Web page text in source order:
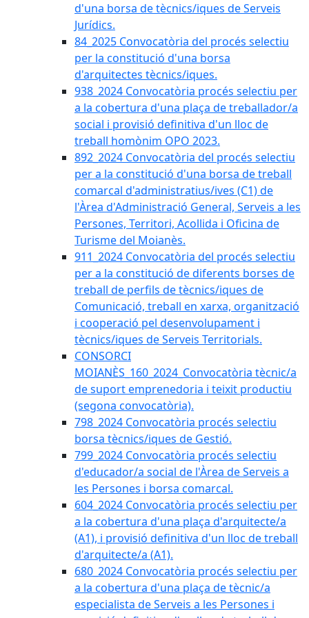
d'una borsa de tècnics/iques de Serveis
Jurídics.
84_2025 Convocatòria del procés selectiu
per la constitució d'una borsa
d'arquitectes tècnics/iques.
938_2024 Convocatòria procés selectiu per
a la cobertura d'una plaça de treballador/a
social i provisió definitiva d'un lloc de
treball homònim OPO 2023.
892_2024 Convocatòria del procés selectiu
per a la constitució d'una borsa de treball
comarcal d'administratius/ives (C1) de
l'Àrea d'Administració General, Serveis a les
Persones, Territori, Acollida i Oficina de
Turisme del Moianès.
911_2024 Convocatòria del procés selectiu
per a la constitució de diferents borses de
treball de perfils de tècnics/iques de
Comunicació, treball en xarxa, organització
i cooperació pel desenvolupament i
tècnics/iques de Serveis Territorials.
CONSORCI
MOIANÈS_160_2024_Convocatòria tècnic/a
de suport emprenedoria i teixit productiu
(segona convocatòria).
798_2024 Convocatòria procés selectiu
borsa tècnics/iques de Gestió.
799_2024 Convocatòria procés selectiu
d'educador/a social de l'Àrea de Serveis a
les Persones i borsa comarcal.
604_2024 Convocatòria procés selectiu per
a la cobertura d'una plaça d'arquitecte/a
(A1), i provisió definitiva d'un lloc de treball
d'arquitecte/a (A1).
680_2024 Convocatòria procés selectiu per
a la cobertura d'una plaça de tècnic/a
especialista de Serveis a les Persones i